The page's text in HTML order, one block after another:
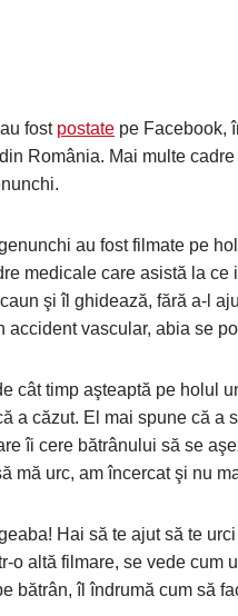
fost postate pe Facebook,
România. Mai multe
au fost filmate pe
medicale care asistă la ce
şi îl ghidează, fără a-l
accident vascular, abia se
cât timp aşteaptă pe holul
a căzut. El mai spune că a
îi cere bătrânului să se
mă urc, am încercat şi nu
Hai să te ajut să te
o altă filmare, se vede cum
bătrân, îl îndrumă cum să